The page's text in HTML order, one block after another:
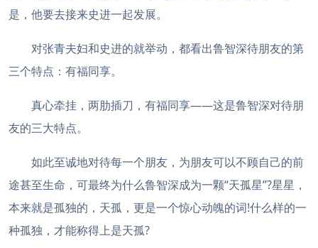
是，他要去接来史进一起发展。
对张青夫妇和史进的就举动，都看出鲁智深待朋友的第
三个特点：有福同享。
真心牵挂，两肋插刀，有福同享——这是鲁智深对待朋
友的三大特点。
如此至诚地对待每一个朋友，为朋友可以不顾自己的前
途甚至生命，可最终为什么鲁智深成为一颗“天孤星”?星星，
本来就是孤独的，天孤，更是一个惊心动魄的词!什么样的一
种孤独，才能称得上是天孤?